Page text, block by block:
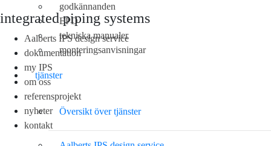
godkännanden
EPD
tekniska manualer
monteringsanvisningar
tjänster
Översikt över tjänster
integrated piping systems
Aalberts IPS design service
dokumentation
my IPS
om oss
referensprojekt
nyheter
kontakt